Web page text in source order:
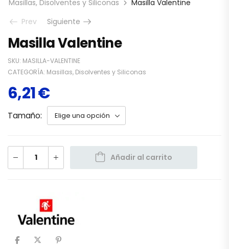
Masillas, Disolventes y Siliconas
Masilla Valentine
Prev
Siguiente
Masilla Valentine
SKU: MASILLA-VALENTINE
CATEGORÍA: Masillas, Disolventes y Siliconas
6,21€
Tamaño
Añadir al carrito